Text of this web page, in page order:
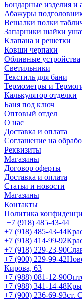
Бондарные изделия и
Абажуры
Вешалки полки
Запарники шайки
Клапана и решетки
Ковши черпаки
Обливные устройства
Светильники
Текстиль для бани
Термометры и
Калькулятор отделки
Баня под ключ
Оптовый отдел
О нас
Доставка и оплата
Соглашение на
Реквизиты
Магазины
Договор оферты
Доставка и оплата
Статьи и новости
Магазины
Контакты
Политика
+7 (918) 485-43-44
+7 (918) 485-43-44
+7 (918) 414-99-92
+7 (918) 229-23-90
+7 (900) 229-99-42
Кирова, 63
+7 (988) 081-12-90
+7 (988) 341-14-48
+7 (900) 236-69-93ст.